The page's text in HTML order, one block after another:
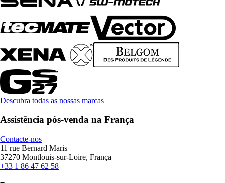
Descubra todas as nossas marcas
Assistência pós-venda na França
Contacte-nos
11 rue Bernard Maris
37270 Montlouis-sur-Loire, França
+33 1 86 47 62 58